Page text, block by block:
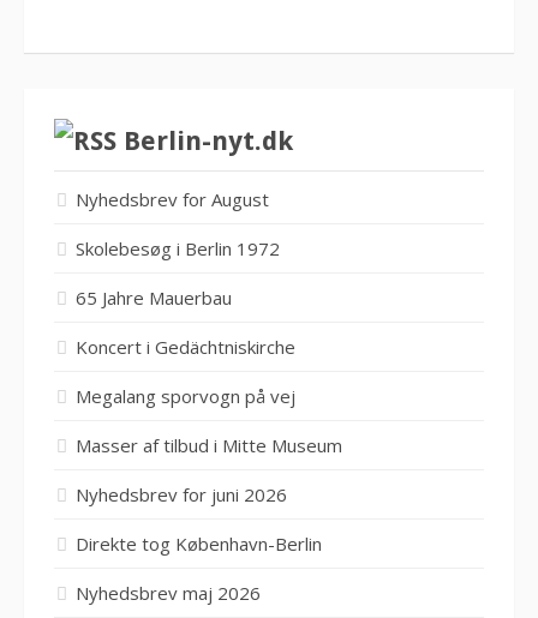
Berlin-nyt.dk
Nyhedsbrev for August
Skolebesøg i Berlin 1972
65 Jahre Mauerbau
Koncert i Gedächtniskirche
Megalang sporvogn på vej
Masser af tilbud i Mitte Museum
Nyhedsbrev for juni 2026
Direkte tog København-Berlin
Nyhedsbrev maj 2026